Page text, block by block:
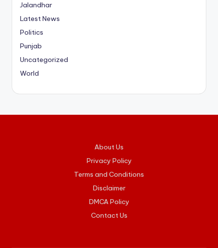
Jalandhar
Latest News
Politics
Punjab
Uncategorized
World
About Us
Privacy Policy
Terms and Conditions
Disclaimer
DMCA Policy
Contact Us